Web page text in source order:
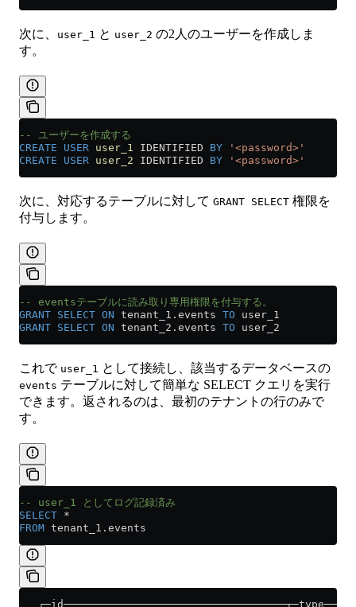
次に、 user_1 と user_2 の2人のユーザーを作成しま
す。
-- ユーザーを作成する
CREATE USER user_1 IDENTIFIED BY '<password>'
CREATE USER user_2 IDENTIFIED BY '<password>'
次に、対応するテーブルに対して GRANT SELECT 権限を
付与します。
-- eventsテーブルに読み取り専用権限を付与する。
GRANT SELECT ON tenant_1 . events TO user_1
GRANT SELECT ON tenant_2 . events TO user_2
これで user_1 として接続し、該当するデータベースの
events テーブルに対して簡単な SELECT クエリを実行
できます。返されるのは、最初のテナントの行のみで
す。
-- user_1 としてログ記録済み
SELECT *
FROM tenant_1 . events